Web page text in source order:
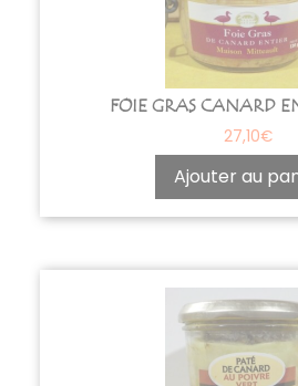
FOIE GRAS CANARD
27,10€
Ajouter au